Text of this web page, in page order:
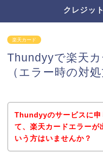
クレジッ
楽天カード
Thundyyで楽天カ
（エラー時の対処
Thundyyのサービスに申
て、楽天カードエラーが
いう方はいませんか？